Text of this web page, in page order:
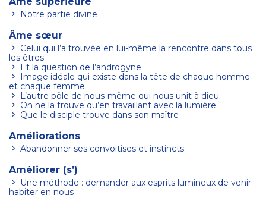
Notre partie divine
Âme sœur
les êtres
Et la question de l’androgyne
et chaque femme
L’autre pôle de nous-même qui nous unit à dieu
On ne la trouve qu’en travaillant avec la lumière
Que le disciple trouve dans son maître
Améliorations
Abandonner ses convoitises et instincts
Améliorer (s’)
habiter en nous